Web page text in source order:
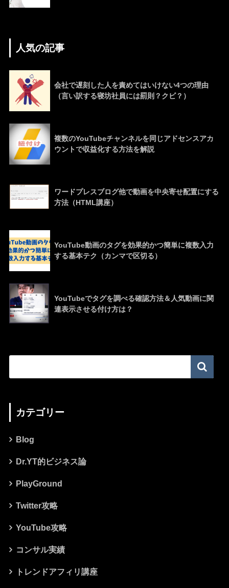
人気の記事
会社で遅刻した人を責めてはいけない4つの理由
（言い訳する寝坊社員には罰則？クビ？）
複数のYouTubeチャンネルを同じアドセンスアカ
ウントで収益化する方法を解説
ワードプレスブログ他で動画を中央寄せ配置にする
方法（HTML講座）
YouTube動画のタグを効果的かつ簡単に複数入力
する基本テク（カンマで区切る）
YouTubeでタグを調べる確認方法＆人気動画に関
連表示させる付け方は？
カテゴリー
Blog
Dr.YT的ビジネス論
PlayGround
Twitter攻略
YouTube攻略
コンサル実績
トレンドアフィリ講座